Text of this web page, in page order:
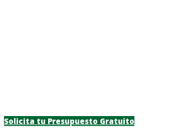
Solicita tu Presupuesto Gratuito